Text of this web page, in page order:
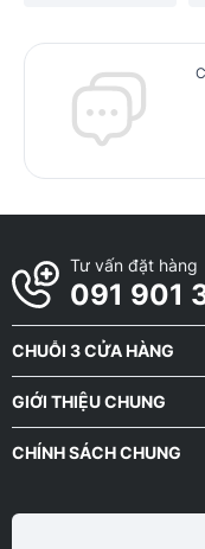
Tư vấn đặt hàng
091 901
CHUỖI 3 CỬA HÀNG
GIỚI THIỆU CHUNG
CHÍNH SÁCH CHUNG